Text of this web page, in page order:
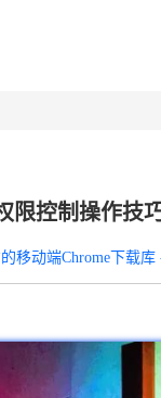
限控制操作技
移动端Chrome下载